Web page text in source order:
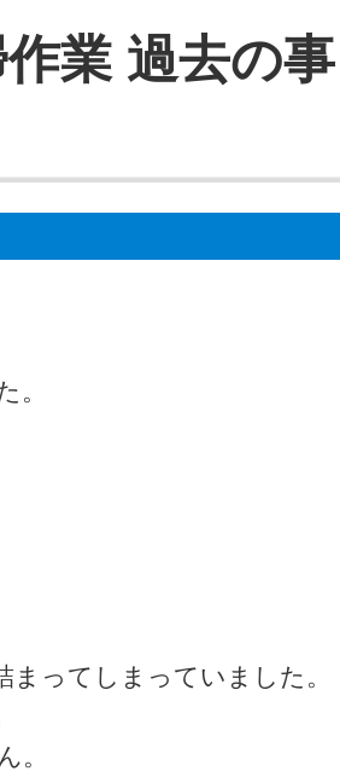
業 過去の事
。
ってしまっていました。
。